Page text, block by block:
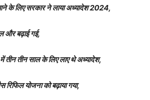
के लिए सरकार ने लाया अध्यादेश 2024,
और बढ़ाई गई,
तीन तीन साल के लिए लाए थे अध्यादेश,
योजना को बढ़ाया गया,